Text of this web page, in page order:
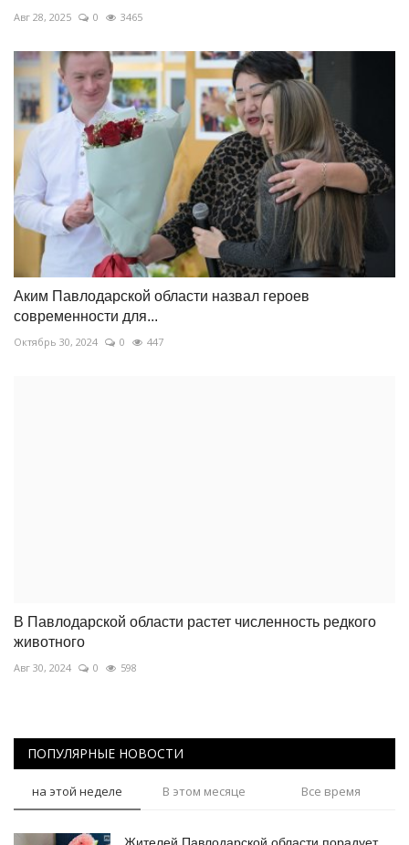
Авг 28, 2025 0 3465
Аким Павлодарской области назвал героев
современности для...
Октябрь 30, 2024 0 447
В Павлодарской области растет численность редкого
животного
Авг 30, 2024 0 598
ПОПУЛЯРНЫЕ НОВОСТИ
на этой неделе В этом месяце Все время